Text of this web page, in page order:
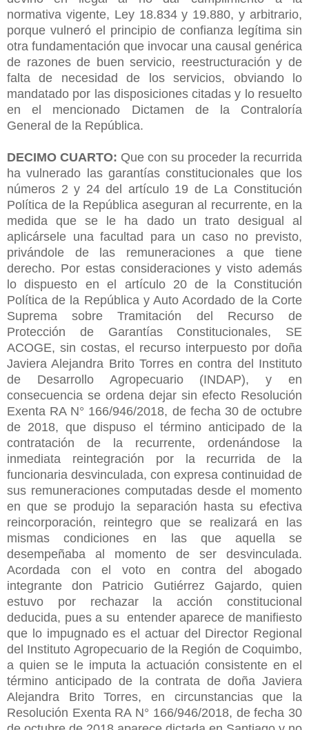
normativa vigente, Ley 18.834 y 19.880, y arbitrario,
porque vulneró el principio de confianza legítima sin
otra fundamentación que invocar una causal genérica
de razones de buen servicio, reestructuración y de
falta de necesidad de los servicios, obviando lo
mandatado por las disposiciones citadas y lo resuelto
en el mencionado Dictamen de la Contraloría
General de la República.
DECIMO CUARTO: Que con su proceder la recurrida
ha vulnerado las garantías constitucionales que los
números 2 y 24 del artículo 19 de La Constitución
Política de la República aseguran al recurrente, en la
medida que se le ha dado un trato desigual al
aplicársele una facultad para un caso no previsto,
privándole de las remuneraciones a que tiene
derecho. Por estas consideraciones y visto además
lo dispuesto en el artículo 20 de la Constitución
Política de la República y Auto Acordado de la Corte
Suprema sobre Tramitación del Recurso de
Protección de Garantías Constitucionales, SE
ACOGE, sin costas, el recurso interpuesto por doña
Javiera Alejandra Brito Torres en contra del Instituto
de Desarrollo Agropecuario (INDAP), y en
consecuencia se ordena dejar sin efecto Resolución
Exenta RA N° 166/946/2018, de fecha 30 de octubre
de 2018, que dispuso el término anticipado de la
contratación de la recurrente, ordenándose la
inmediata reintegración por la recurrida de la
funcionaria desvinculada, con expresa continuidad de
sus remuneraciones computadas desde el momento
en que se produjo la separación hasta su efectiva
reincorporación, reintegro que se realizará en las
mismas condiciones en las que aquella se
desempeñaba al momento de ser desvinculada.
Acordada con el voto en contra del abogado
integrante don Patricio Gutiérrez Gajardo, quien
estuvo por rechazar la acción constitucional
deducida, pues a su entender aparece de manifiesto
que lo impugnado es el actuar del Director Regional
del Instituto Agropecuario de la Región de Coquimbo,
a quien se le imputa la actuación consistente en el
término anticipado de la contrata de doña Javiera
Alejandra Brito Torres, en circunstancias que la
Resolución Exenta RA N° 166/946/2018, de fecha 30